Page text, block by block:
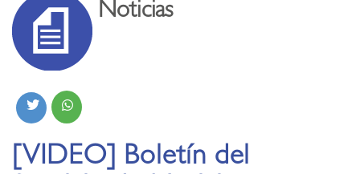
Noticias
[VIDEO] Boletín del